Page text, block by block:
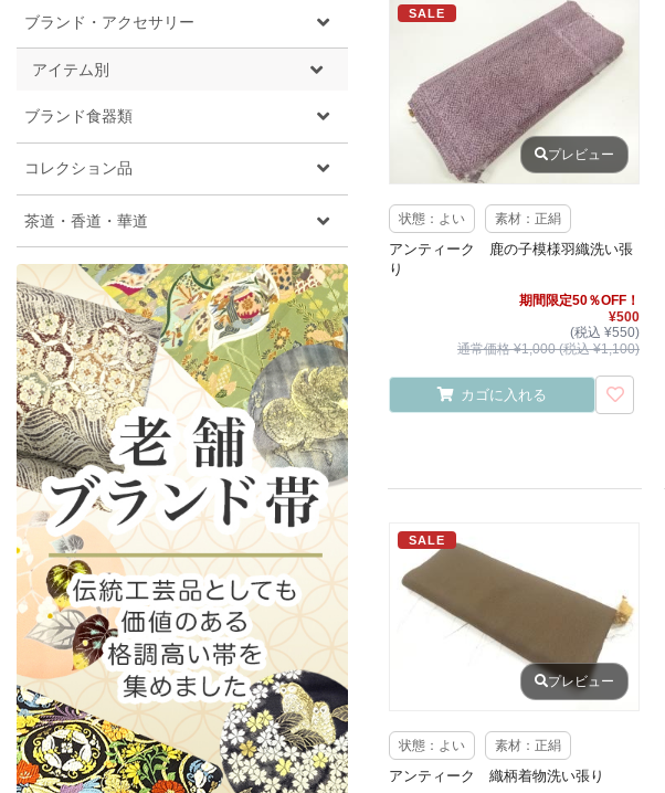
ブランド・アクセサリー
アイテム別
ブランド食器類
コレクション品
茶道・香道・華道
SALE
プレビュー
状態：よい 素材：正絹
アンティーク 鹿の子模様羽織洗い張
り
期間限定50％OFF！
¥500
(税込 ¥550)
通常価格 ¥1,000 (税込 ¥1,100)
カゴに入れる
SALE
プレビュー
状態：よい 素材：正絹
アンティーク 織柄着物洗い張り